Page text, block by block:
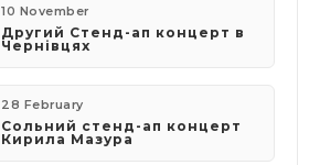
10 November
Другий Стенд-ап концерт в
Чернівцях
28 February
Сольний стенд-ап концерт
Кирила Мазура